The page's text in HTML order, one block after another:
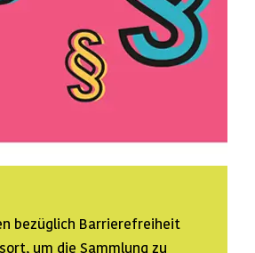
bezüglich Barrierefreiheit
um die Sammlung zu